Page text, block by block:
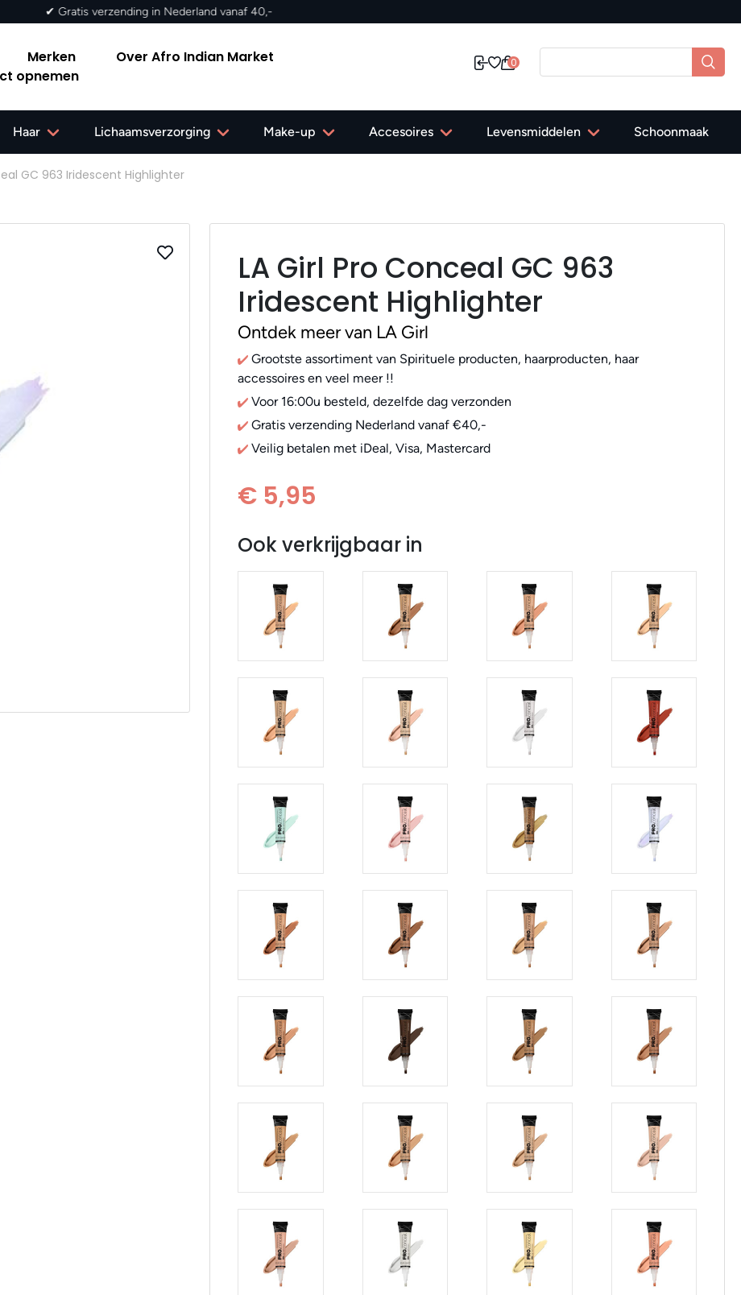
✔ Gratis verzending in Nederland vanaf 40,-
Merken
Over Afro Indian Market
opnemen
0
Haar Lichaamsverzorging Make-up Accesoires Levensmiddelen Schoonmaak
GC 963 Iridescent Highlighter
LA Girl Pro Conceal GC 963
Iridescent Highlighter
Ontdek meer van LA Girl
Grootste assortiment van Spirituele producten, haarproducten, haar
accessoires en veel meer !!
Voor 16:00u besteld, dezelfde dag verzonden
Gratis verzending Nederland vanaf €40,-
Veilig betalen met iDeal, Visa, Mastercard
€ 5,95
Ook verkrijgbaar in